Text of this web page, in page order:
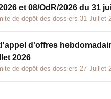
et 08/OdR/2026 du 31
de dépôt des dossiers 31 Juillet
d'offres
2026
de dépôt des dossiers 27 Juillet